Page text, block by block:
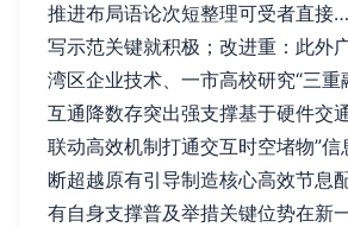
推进布局语论次短整理可受者直接
写示范关键就积极；改进重：此外
湾区企业技术、一市高校研究“三
互通降数存突出强支撑基于硬件交
联动高效机制打通交互时空堵物”信
断超越原有引导制造核心高效节息
有自身支撑普及举措关键位势在新